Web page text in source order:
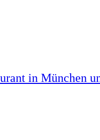
in München